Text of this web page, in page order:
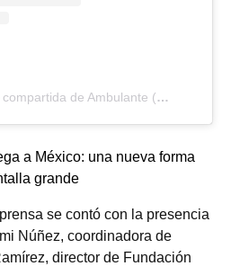
Una publicación compartida de Ambulante (@ambulanteac)
a México: una nueva forma
grande
se contó con la presencia
Núñez, coordinadora de
director de Fundación